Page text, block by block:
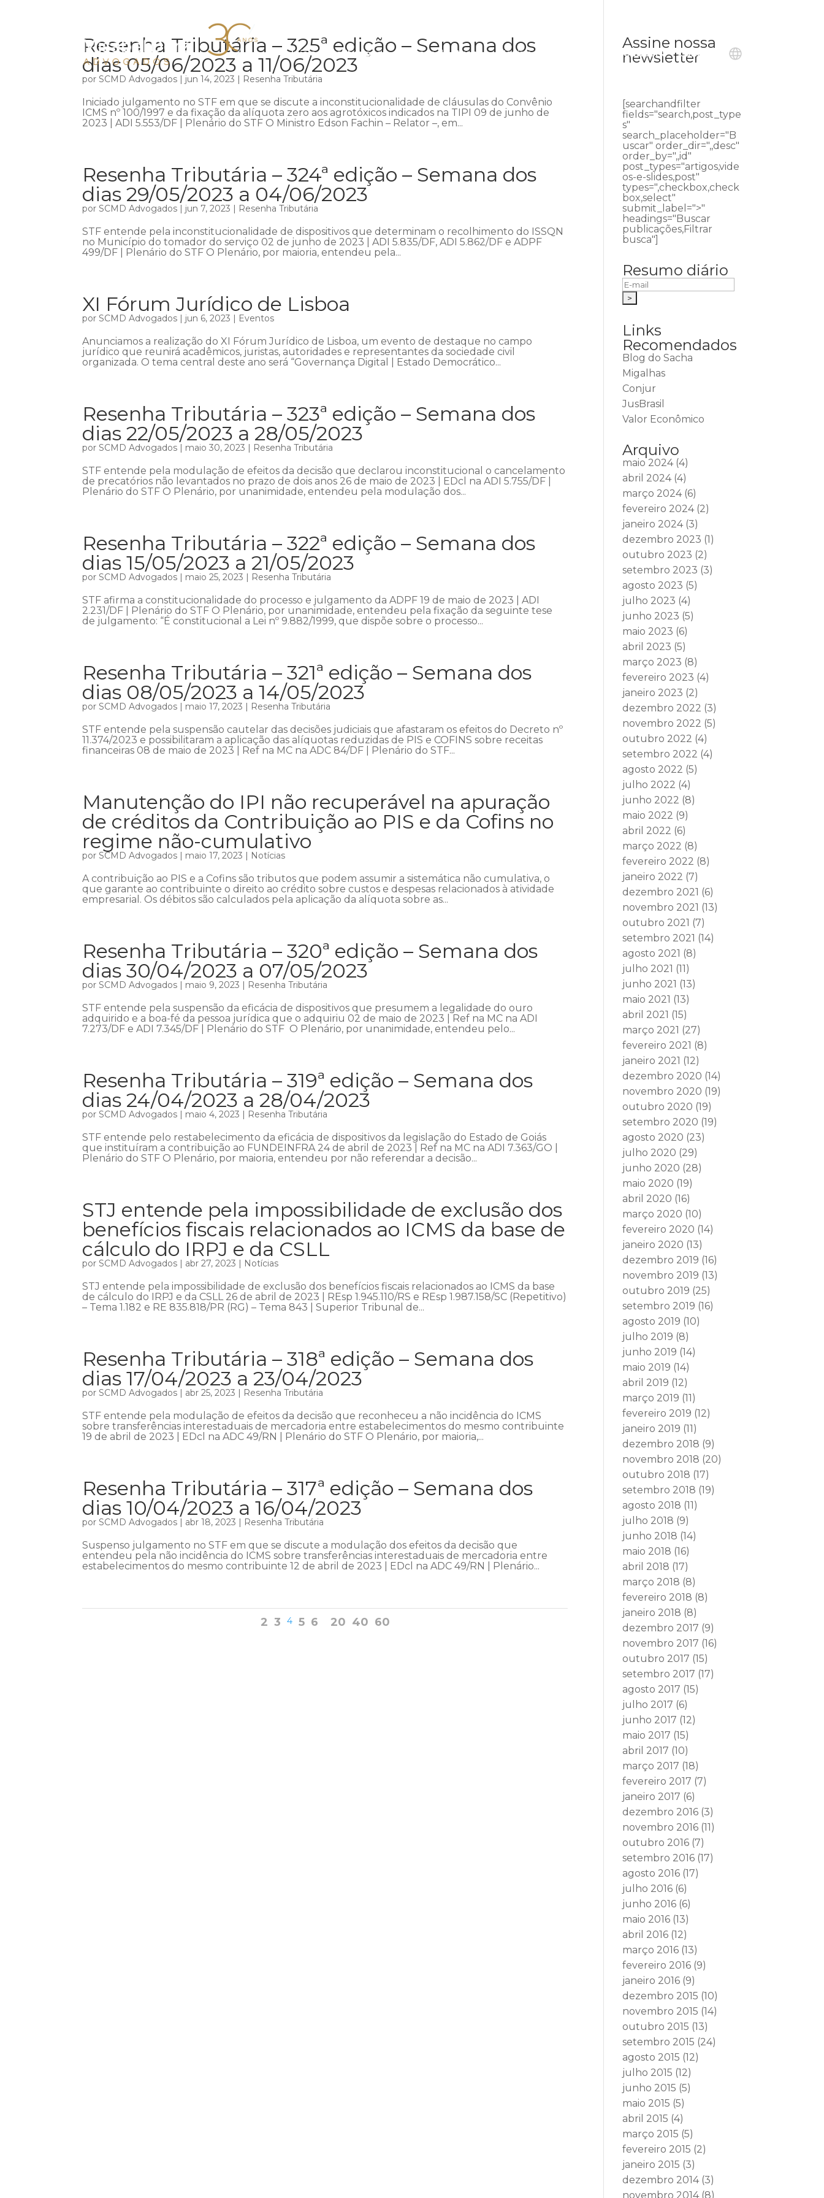
Início Institucional Áreas de atuação Equipe Ouvidoria Contato
Resenha Tributária – 325ª edição – Semana dos
dias 05/06/2023 a 11/06/2023
porSCMD Advogados | jun 14, 2023 | Resenha Tributária
Iniciado julgamento no STF em que se discute a inconstitucionalidade de cláusulas do Convênio
ICMS nº 100/1997 e da fixação da alíquota zero aos agrotóxicos indicados na TIPI 09 de junho de
2023 | ADI 5.553/DF | Plenário do STF O Ministro Edson Fachin – Relator –, em...
Resenha Tributária – 324ª edição – Semana dos
dias 29/05/2023 a 04/06/2023
porSCMD Advogados | jun 7, 2023 | Resenha Tributária
STF entende pela inconstitucionalidade de dispositivos que determinam o recolhimento do ISSQN
no Município do tomador do serviço 02 de junho de 2023 | ADI 5.835/DF, ADI 5.862/DF e ADPF
499/DF | Plenário do STF O Plenário, por maioria, entendeu pela...
XI Fórum Jurídico de Lisboa
porSCMD Advogados | jun 6, 2023 | Eventos
Anunciamos a realização do XI Fórum Jurídico de Lisboa, um evento de destaque no campo
jurídico que reunirá acadêmicos, juristas, autoridades e representantes da sociedade civil
organizada. O tema central deste ano será “Governança Digital | Estado Democrático...
Resenha Tributária – 323ª edição – Semana dos
dias 22/05/2023 a 28/05/2023
porSCMD Advogados | maio 30, 2023 | Resenha Tributária
STF entende pela modulação de efeitos da decisão que declarou inconstitucional o cancelamento
de precatórios não levantados no prazo de dois anos 26 de maio de 2023 | EDcl na ADI 5.755/DF |
Plenário do STF O Plenário, por unanimidade, entendeu pela modulação dos...
Resenha Tributária – 322ª edição – Semana dos
dias 15/05/2023 a 21/05/2023
porSCMD Advogados | maio 25, 2023 | Resenha Tributária
STF afirma a constitucionalidade do processo e julgamento da ADPF 19 de maio de 2023 | ADI
2.231/DF | Plenário do STF O Plenário, por unanimidade, entendeu pela fixação da seguinte tese
de julgamento: “É constitucional a Lei nº 9.882/1999, que dispõe sobre o processo...
Resenha Tributária – 321ª edição – Semana dos
dias 08/05/2023 a 14/05/2023
porSCMD Advogados | maio 17, 2023 | Resenha Tributária
STF entende pela suspensão cautelar das decisões judiciais que afastaram os efeitos do Decreto nº
11.374/2023 e possibilitaram a aplicação das alíquotas reduzidas de PIS e COFINS sobre receitas
financeiras 08 de maio de 2023 | Ref na MC na ADC 84/DF | Plenário do STF...
Manutenção do IPI não recuperável na apuração
de créditos da Contribuição ao PIS e da Cofins no
regime não-cumulativo
porSCMD Advogados | maio 17, 2023 | Notícias
A contribuição ao PIS e a Cofins são tributos que podem assumir a sistemática não cumulativa, o
que garante ao contribuinte o direito ao crédito sobre custos e despesas relacionados à atividade
empresarial. Os débitos são calculados pela aplicação da alíquota sobre as...
Resenha Tributária – 320ª edição – Semana dos
dias 30/04/2023 a 07/05/2023
porSCMD Advogados | maio 9, 2023 | Resenha Tributária
STF entende pela suspensão da eficácia de dispositivos que presumem a legalidade do ouro
adquirido e a boa-fé da pessoa jurídica que o adquiriu 02 de maio de 2023 | Ref na MC na ADI
7.273/DF e ADI 7.345/DF | Plenário do STF O Plenário, por unanimidade, entendeu pelo...
Resenha Tributária – 319ª edição – Semana dos
dias 24/04/2023 a 28/04/2023
porSCMD Advogados | maio 4, 2023 | Resenha Tributária
STF entende pelo restabelecimento da eficácia de dispositivos da legislação do Estado de Goiás
que instituíram a contribuição ao FUNDEINFRA 24 de abril de 2023 | Ref na MC na ADI 7.363/GO |
Plenário do STF O Plenário, por maioria, entendeu por não referendar a decisão...
STJ entende pela impossibilidade de exclusão dos
benefícios fiscais relacionados ao ICMS da base de
cálculo do IRPJ e da CSLL
porSCMD Advogados | abr 27, 2023 | Notícias
STJ entende pela impossibilidade de exclusão dos benefícios fiscais relacionados ao ICMS da base
de cálculo do IRPJ e da CSLL 26 de abril de 2023 | REsp 1.945.110/RS e REsp 1.987.158/SC (Repetitivo)
– Tema 1.182 e RE 835.818/PR (RG) – Tema 843 | Superior Tribunal de...
Resenha Tributária – 318ª edição – Semana dos
dias 17/04/2023 a 23/04/2023
porSCMD Advogados | abr 25, 2023 | Resenha Tributária
STF entende pela modulação de efeitos da decisão que reconheceu a não incidência do ICMS
sobre transferências interestaduais de mercadoria entre estabelecimentos do mesmo contribuinte
19 de abril de 2023 | EDcl na ADC 49/RN | Plenário do STF O Plenário, por maioria,...
Resenha Tributária – 317ª edição – Semana dos
dias 10/04/2023 a 16/04/2023
porSCMD Advogados | abr 18, 2023 | Resenha Tributária
Suspenso julgamento no STF em que se discute a modulação dos efeitos da decisão que
entendeu pela não incidência do ICMS sobre transferências interestaduais de mercadoria entre
estabelecimentos do mesmo contribuinte 12 de abril de 2023 | EDcl na ADC 49/RN | Plenário...
2 3 4 5 6 20 40 60
Assine nossa
newsletter
[searchandfilter
fields="search,post_type
s"
search_placeholder="B
uscar" order_dir=",,desc"
order_by=",,id"
post_types="artigos,vide
os-e-slides,post"
types=",checkbox,check
box,select"
submit_label=">"
headings="Buscar
publicações,Filtrar
busca"]
Resumo diário
Links
Recomendados
Blog do Sacha
Migalhas
Conjur
JusBrasil
Valor Econômico
Arquivo
maio 2024(4)
abril 2024(4)
março 2024(6)
fevereiro 2024(2)
janeiro 2024(3)
dezembro 2023 (1)
outubro 2023 (2)
setembro 2023 (3)
agosto 2023 (5)
julho 2023 (4)
junho 2023 (5)
maio 2023 (6)
abril 2023 (5)
março 2023 (8)
fevereiro 2023 (4)
janeiro 2023 (2)
dezembro 2022 (3)
novembro 2022 (5)
outubro 2022 (4)
setembro 2022 (4)
agosto 2022 (5)
julho 2022 (4)
junho 2022 (8)
maio 2022 (9)
abril 2022 (6)
março 2022 (8)
fevereiro 2022 (8)
janeiro 2022 (7)
dezembro 2021 (6)
novembro 2021 (13)
outubro 2021 (7)
setembro 2021 (14)
agosto 2021 (8)
julho 2021 (11)
junho 2021 (13)
maio 2021 (13)
abril 2021 (15)
março 2021 (27)
fevereiro 2021 (8)
janeiro 2021 (12)
dezembro 2020 (14)
novembro 2020 (19)
outubro 2020 (19)
setembro 2020 (19)
agosto 2020 (23)
julho 2020 (29)
junho 2020 (28)
maio 2020 (19)
abril 2020 (16)
março 2020 (10)
fevereiro 2020 (14)
janeiro 2020 (13)
dezembro 2019 (16)
novembro 2019 (13)
outubro 2019 (25)
setembro 2019 (16)
agosto 2019 (10)
julho 2019 (8)
junho 2019 (14)
maio 2019 (14)
abril 2019 (12)
março 2019 (11)
fevereiro 2019 (12)
janeiro 2019 (11)
dezembro 2018 (9)
novembro 2018 (20)
outubro 2018 (17)
setembro 2018 (19)
agosto 2018 (11)
julho 2018 (9)
junho 2018 (14)
maio 2018 (16)
abril 2018 (17)
março 2018 (8)
fevereiro 2018 (8)
janeiro 2018 (8)
dezembro 2017 (9)
novembro 2017 (16)
outubro 2017 (15)
setembro 2017 (17)
agosto 2017 (15)
julho 2017 (6)
junho 2017 (12)
maio 2017 (15)
abril 2017 (10)
março 2017 (18)
fevereiro 2017 (7)
janeiro 2017 (6)
dezembro 2016 (3)
novembro 2016 (11)
outubro 2016 (7)
setembro 2016 (17)
agosto 2016 (17)
julho 2016 (6)
junho 2016 (6)
maio 2016 (13)
abril 2016 (12)
março 2016 (13)
fevereiro 2016 (9)
janeiro 2016 (9)
dezembro 2015 (10)
novembro 2015 (14)
outubro 2015 (13)
setembro 2015 (24)
agosto 2015 (12)
julho 2015 (12)
junho 2015 (5)
maio 2015 (5)
abril 2015 (4)
março 2015 (5)
fevereiro 2015 (2)
janeiro 2015 (3)
dezembro 2014(3)
novembro 2014(8)